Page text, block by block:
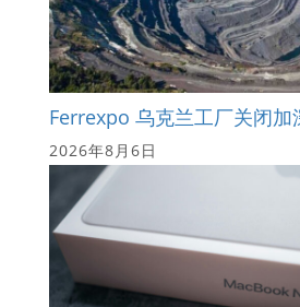
Ferrexpo 乌克兰工厂关闭加
2026年8月6日